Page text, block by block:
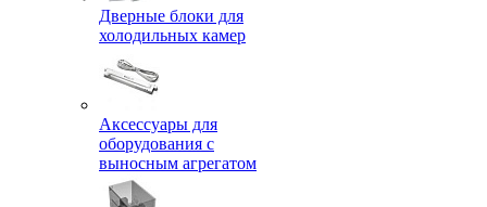
Дверные блоки для
холодильных камер
Аксессуары для
оборудования с
выносным агрегатом